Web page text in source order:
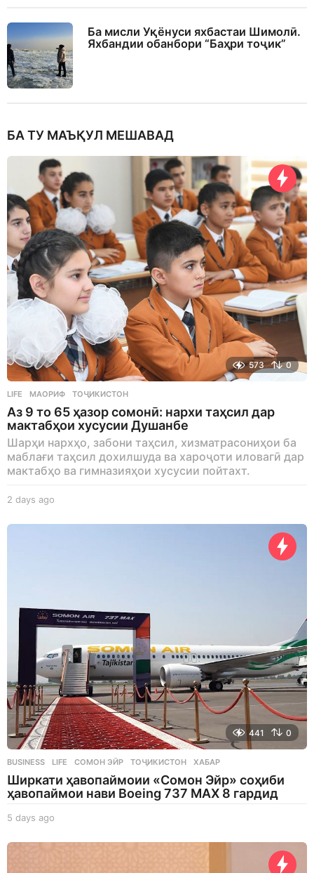
Ба мисли Уқёнуси яхбастаи Шимолӣ.
Яхбандии обанбори “Баҳри тоҷик”
БА ТУ МАЪҚУЛ МЕШАВАД
573 0
LIFE МАОРИФ ,ТОҶИКИСТОН
Аз 9 то 65 ҳазор сомонӣ: нархи таҳсил дар
мактабҳои хусусии Душанбе
Шарҳи нархҳо, забони таҳсил, хизматрасониҳои ба
маблағи таҳсил дохилшуда ва хароҷоти иловагӣ дар
мактабҳо ва гимназияҳои хусусии пойтахт.
2 days ago
a
441 0
BUSINESS ,LIFE СОМОН ЭЙР ,ТОҶИКИСТОН ,ХАБАР
Ширкати ҳавопаймоии «Сомон Эйр» соҳиби
ҳавопаймои нави Boeing 737 MAX 8 гардид
5 days ago
a